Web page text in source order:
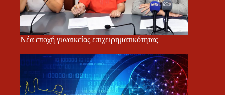
Νέα εποχή γυναικείας επιχειρηματικότητας